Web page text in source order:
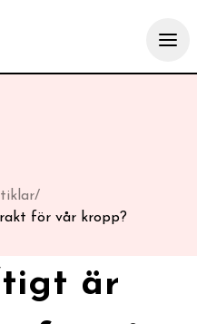
/
för vår kropp?
är